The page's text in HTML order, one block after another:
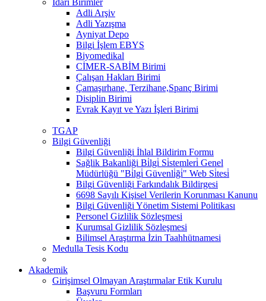
Adli Arşiv
Adli Yazışma
Ayniyat Depo
Bilgi İşlem EBYS
Biyomedikal
CİMER-SABİM Birimi
Çalışan Hakları Birimi
Çamaşırhane, Terzihane,Spanç Birimi
Disiplin Birimi
Evrak Kayıt ve Yazı İşleri Birimi
TGAP
Bilgi Güvenliği
Bilgi Güvenliği İhlal Bildirim Formu
Sağlik Bakanliği Bi̇lgi̇ Si̇stemleri̇ Genel
Müdürlüğü "Bi̇lgi̇ Güvenli̇ği̇" Web Si̇tesi̇
Bilgi Güvenliği Farkındalık Bildirgesi
6698 Sayılı Kişisel Verilerin Korunması Kanunu
Bilgi Güvenliği Yönetim Sistemi Politikası
Personel Gizlilik Sözleşmesi
Kurumsal Gizlilik Sözleşmesi
Bilimsel Araştırma İzin Taahhütnamesi
Medulla Tesis Kodu
Akademik
Girişimsel Olmayan Araştırmalar Etik Kurulu
Başvuru Formları